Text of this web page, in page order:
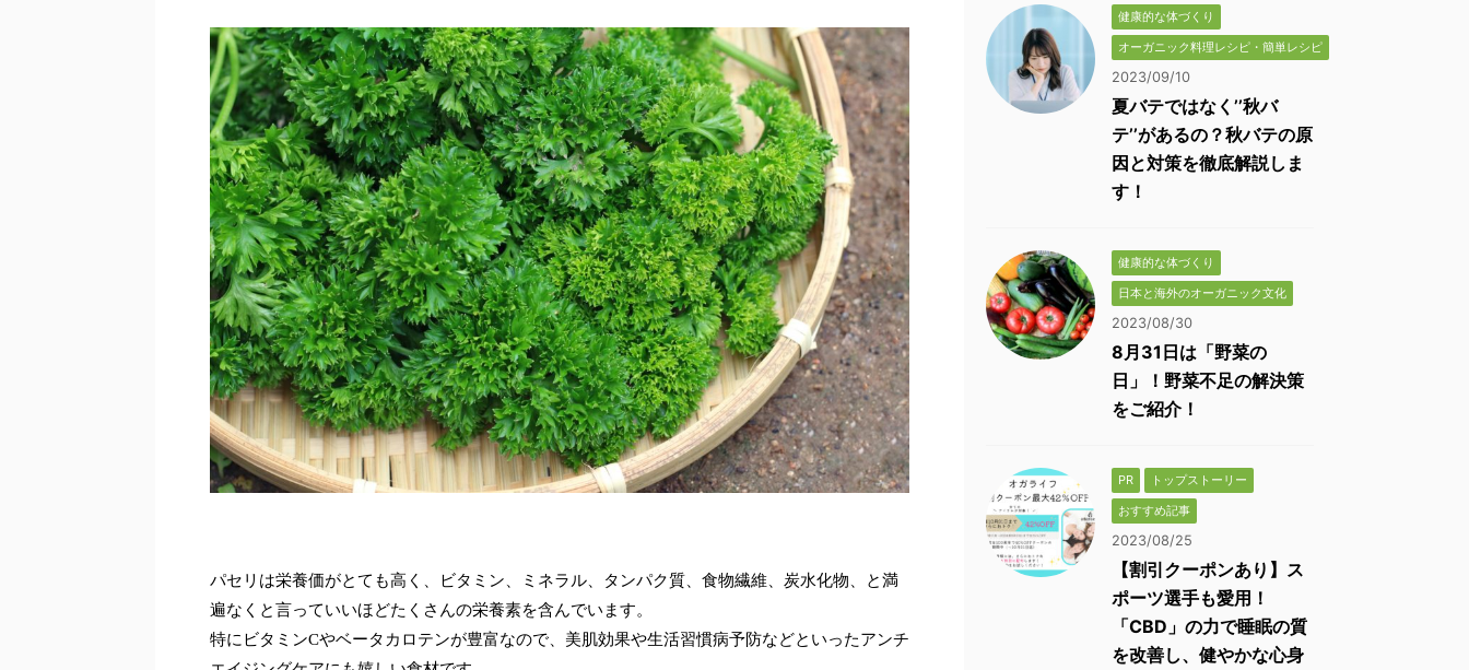
パセリは栄養価がとても高く、ビタミン、ミネラル、タンパク質、食物繊維、炭水化物、と満
遍なくと言っていいほどたくさんの栄養素を含んでいます。
特にビタミンCやベータカロテンが豊富なので、美肌効果や生活習慣病予防などといったアンチ
健康的な体づくり
オーガニック料理レシピ・簡単レシピ
2023/09/10
夏バテではなく’’秋バ
テ’’があるの？秋バテの原
因と対策を徹底解説しま
す！
健康的な体づくり
日本と海外のオーガニック文化
2023/08/30
8月31日は「野菜の
日」！野菜不足の解決策
をご紹介！
PR
トップストーリー
おすすめ記事
2023/08/25
【割引クーポンあり】ス
ポーツ選手も愛用！
「CBD」の力で睡眠の質
を改善し、健やかな心身